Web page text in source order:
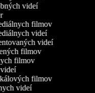
videí
filmov
videí
videí
filmov
filmov
filmov
videí